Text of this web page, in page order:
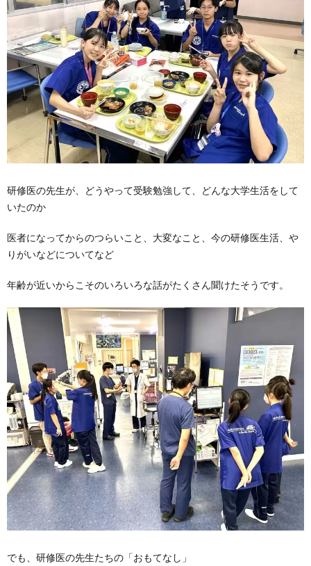
研修医の先生が、どうやって受験勉強して、どんな大学生活をして
いたのか
医者になってからのつらいこと、大変なこと、今の研修医生活、や
りがいなどについてなど
年齢が近いからこそのいろいろな話がたくさん聞けたそうです。
でも、研修医の先生たちの「おもてなし」